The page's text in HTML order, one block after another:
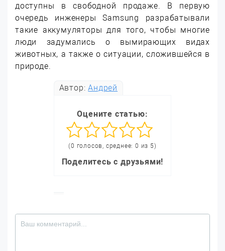
доступны в свободной продаже. В первую
очередь инженеры Samsung разрабатывали
такие аккумуляторы для того, чтобы многие
люди задумались о вымирающих видах
животных, а также о ситуации, сложившейся в
природе.
Автор:Андрей
Оцените статью:
(0 голосов, среднее: 0 из 5)
Поделитесь с друзьями!